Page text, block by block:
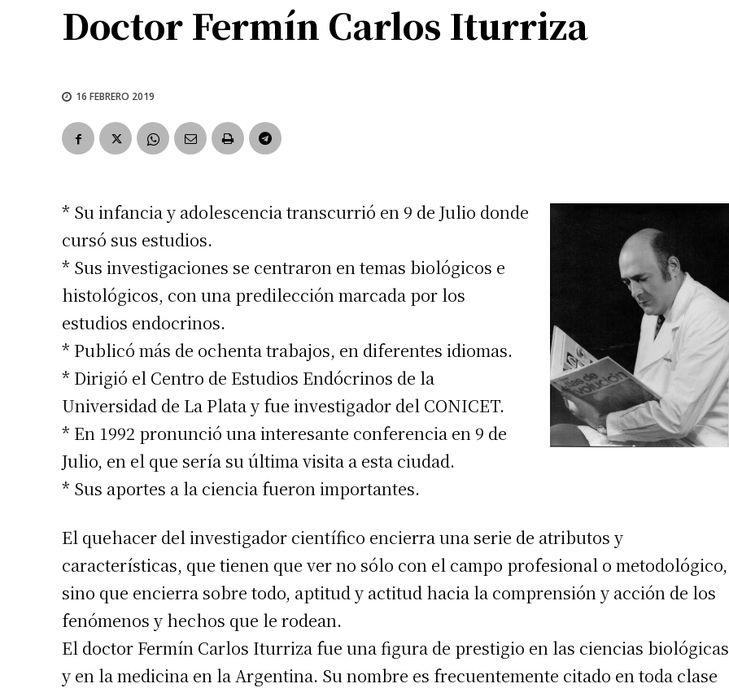
Doctor Fermín Carlos Iturriza
16 FEBRERO 2019
* Su infancia y adolescencia transcurrió en 9 de Julio donde
cursó sus estudios.
* Sus investigaciones se centraron en temas biológicos e
histológicos, con una predilección marcada por los
estudios endocrinos.
* Publicó más de ochenta trabajos, en diferentes idiomas.
* Dirigió el Centro de Estudios Endócrinos de la
Universidad de La Plata y fue investigador del CONICET.
* En 1992 pronunció una interesante conferencia en 9 de
Julio, en el que sería su última visita a esta ciudad.
* Sus aportes a la ciencia fueron importantes.
El quehacer del investigador científico encierra una serie de atributos y
características, que tienen que ver no sólo con el campo profesional o metodológico,
sino que encierra sobre todo, aptitud y actitud hacia la comprensión y acción de los
fenómenos y hechos que le rodean.
El doctor Fermín Carlos Iturriza fue una figura de prestigio en las ciencias biológicas
y en la medicina en la Argentina. Su nombre es frecuentemente citado en toda clase